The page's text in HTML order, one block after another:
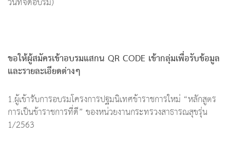
ขอให้ผู้สมัครเข้าอบรมแสกน QR CODE เข้ากลุ่มเพื่อรับข้อมูล
และรายละเอียดต่างๆ
1.ผู้เข้ารับการอบรมโครงการปฐมนิเทศข้าราชการใหม่ “หลักสูตร
การเป็นข้าราชการที่ดี” ของหน่วยงานกระทรวงสาธารณสุขรุ่น
1/2563